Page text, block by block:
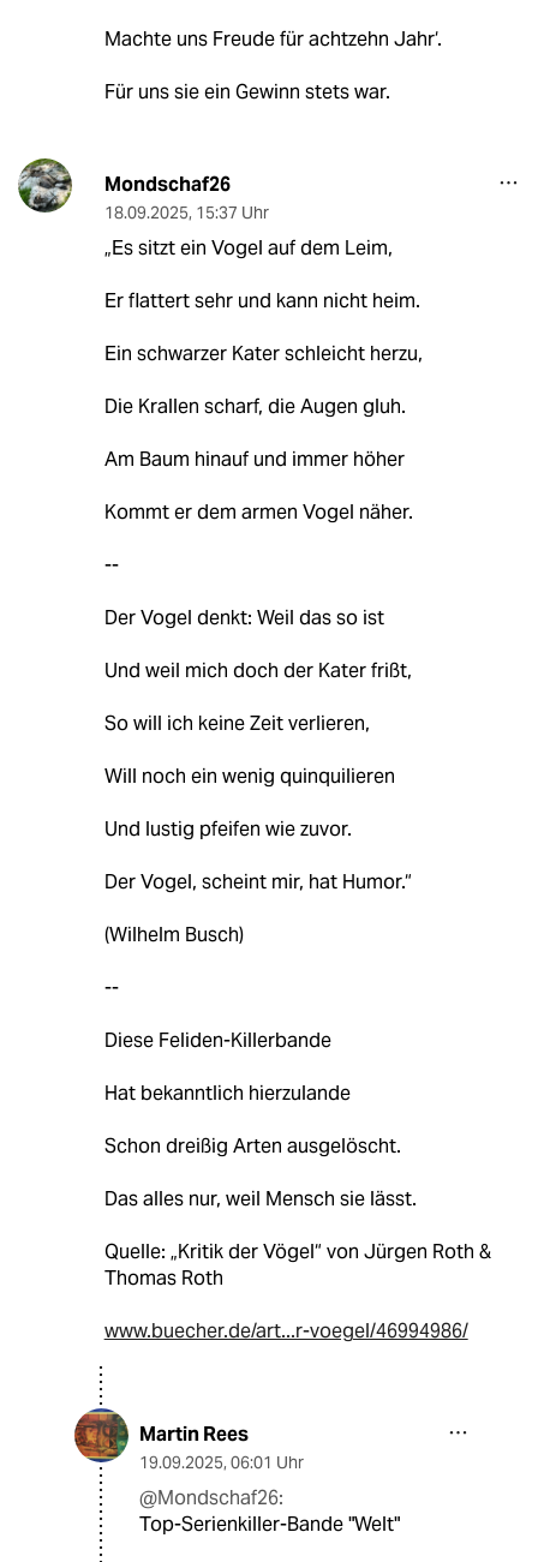
Machte uns Freude für achtzehn Jahr‘.
Für uns sie ein Gewinn stets war.
Mondschaf26
18.09.2025, 15:37 Uhr
„Es sitzt ein Vogel auf dem Leim,
Er flattert sehr und kann nicht heim.
Ein schwarzer Kater schleicht herzu,
Die Krallen scharf, die Augen gluh.
Am Baum hinauf und immer höher
Kommt er dem armen Vogel näher.
--
Der Vogel denkt: Weil das so ist
Und weil mich doch der Kater frißt,
So will ich keine Zeit verlieren,
Will noch ein wenig quinquilieren
Und lustig pfeifen wie zuvor.
Der Vogel, scheint mir, hat Humor.“
(Wilhelm Busch)
--
Diese Feliden-Killerbande
Hat bekanntlich hierzulande
Schon dreißig Arten ausgelöscht.
Das alles nur, weil Mensch sie lässt.
Quelle: „Kritik der Vögel“ von Jürgen Roth &
Thomas Roth
www.buecher.de/art...r-voegel/46994986/
Martin Rees
19.09.2025, 06:01 Uhr
@Mondschaf26:
Top-Serienkiller-Bande "Welt"